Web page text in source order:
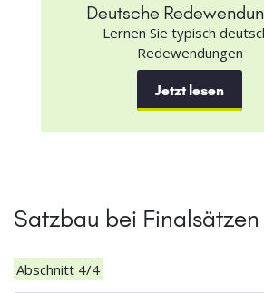
Deutsche
Lernen Sie typisch
Redewendungen
Jetzt lesen
Satzbau bei Finalsätzen
Abschnitt 4/4